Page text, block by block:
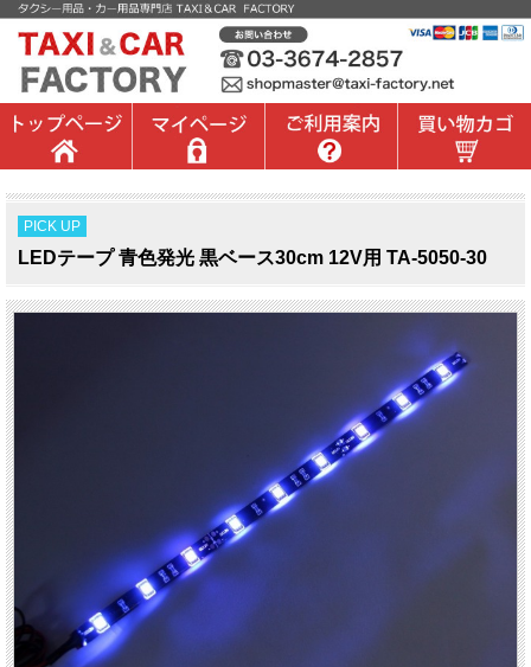
PICK UP
LEDテープ 青色発光 黒ベース30cm 12V用 TA-5050-30